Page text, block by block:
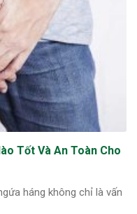
Tốt Và An Toàn Cho
háng không chỉ là vấn